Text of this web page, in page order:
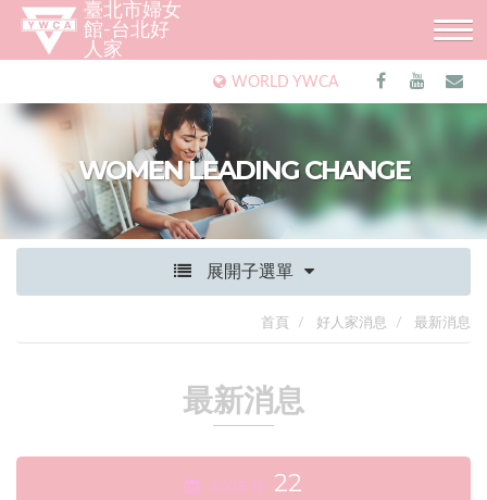
臺北市婦女
館-台北好
人家
WORLD YWCA
WOMEN LEADING CHANGE
展開子選單
首頁 好人家消息 最新消息
最新消息
2025 11 22